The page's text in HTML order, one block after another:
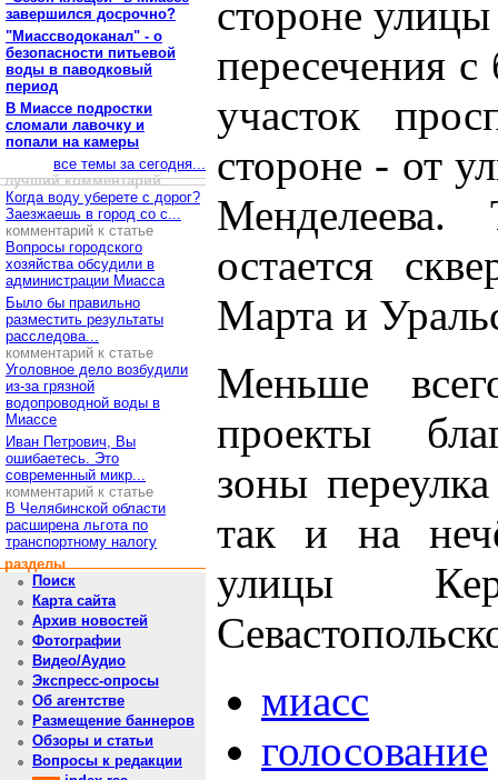
завершился досрочно?
"Миассводоканал" - о
безопасности питьевой
воды в паводковый
период
В Миассе подростки
сломали лавочку и
попали на камеры
все темы за сегодня...
лучший комментарий
Когда воду уберете с дорог?
Заезжаешь в город со с...
комментарий к статье
Вопросы городского
хозяйства обсудили в
администрации Миасса
Было бы правильно
разместить результаты
расследова...
комментарий к статье
Уголовное дело возбудили
из-за грязной
водопроводной воды в
Миассе
Иван Петрович, Вы
ошибаетесь. Это
современный микр...
комментарий к статье
В Челябинской области
расширена льгота по
транспортному налогу
разделы
Поиск
Карта сайта
Архив новостей
Фотографии
Видео/Аудио
Экспресс-опросы
Об агентстве
Размещение баннеров
Обзоры и статьи
Вопросы к редакции
стороне
пересечения
участок
стороне - от
остается
Марта и
Меньше
проекты
зоны
так и на
улицы
миасс
голосование